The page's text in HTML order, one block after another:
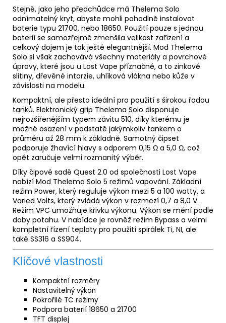
Stejně, jako jeho předchůdce má Thelema Solo
odnímatelný kryt, abyste mohli pohodlně instalovat
baterie typu 21700, nebo 18650. Použití pouze s jednou
baterií se samozřejmě zmenšila velikost zařízení a
celkový dojem je tak ještě elegantnější. Mod Thelema
Solo si však zachovává všechny materiály a povrchové
úpravy, které jsou u Lost Vape příznačné, a to zinkové
slitiny, dřevěné intarzie, uhlíková vlákna nebo kůže v
závislosti na modelu.
Kompaktní, ale přesto ideální pro použití s širokou řadou
tanků. Elektronický grip Thelema Solo disponuje
nejrozšířenějším typem závitu 510, díky kterému je
možné osazení v podstatě jakýmkoliv tankem o
průměru až 28 mm k základně. Samotný čipset
podporuje žhavící hlavy s odporem 0,15 Ω a 5,0 Ω, což
opět zaručuje velmi rozmanitý výběr.
Díky čipové sadě Quest 2.0 od společnosti Lost Vape
nabízí Mod Thelema Solo 5 režimů vapování. Základní
režim Power, který reguluje výkon mezi 5 a 100 watty, a
Varied Volts, který zvládá výkon v rozmezí 0,7 a 8,0 V.
Režim VPC umožňuje křivku výkonu. Výkon se mění podle
doby potahu. V nabídce je rovněž režim Bypass a velmi
kompletní řízení teploty pro použití spirálek Ti, NI, ale
také SS316 a SS904.
Klíčové vlastnosti
Kompaktní rozměry
Nastavitelný výkon
Pokrořilé TC režimy
Podpora baterií 18650 a 21700
TFT displej